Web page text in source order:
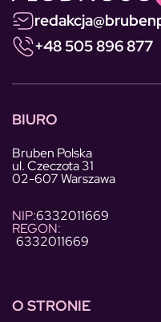
+48 505 896 877
BIURO
Bruben Polska
ul. Czeczota 31
02-607 Warszawa
NIP:6332011669
REGON:
6332011669
O STRONIE